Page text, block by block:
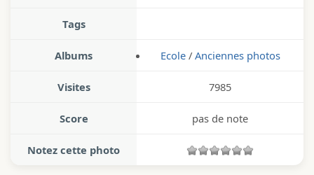
Tags
Albums Ecole/ Anciennes photos
Visites 7985
Score pas de note
Notez cette photo